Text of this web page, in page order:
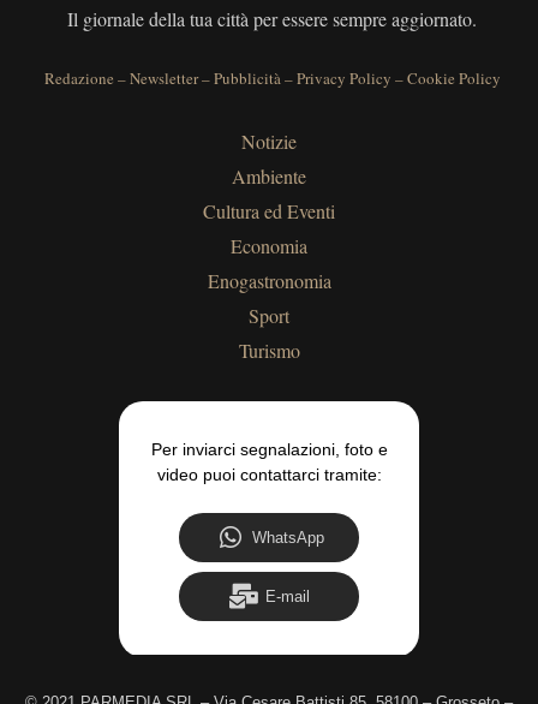
Il giornale della tua città per essere sempre aggiornato.
Redazione –Newsletter–Pubblicità–Privacy Policy –Cookie Policy
Notizie
Ambiente
Cultura ed Eventi
Economia
Enogastronomia
Sport
Turismo
Per inviarci segnalazioni, foto e
video puoi contattarci tramite:
WhatsApp
E-mail